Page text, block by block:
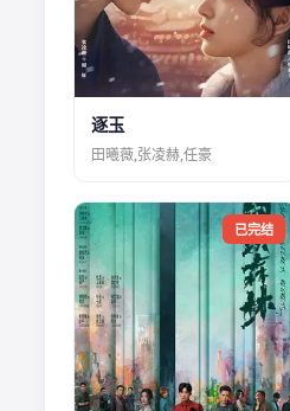
逐玉
田曦薇,张凌赫,任豪
已完结